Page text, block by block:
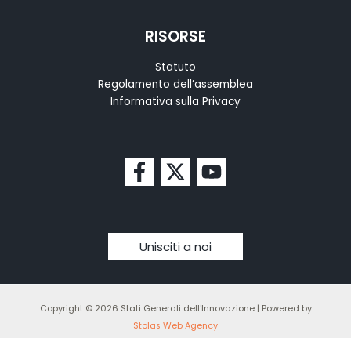
RISORSE
Statuto
Regolamento dell’assemblea
Informativa sulla Privacy
Unisciti a noi
Copyright © 2026 Stati Generali dell'Innovazione | Powered by
Stolas Web Agency